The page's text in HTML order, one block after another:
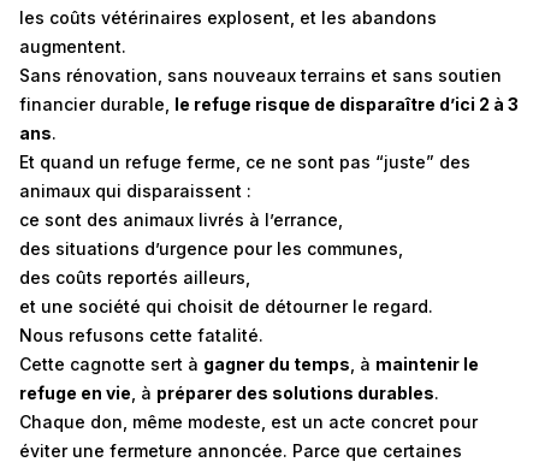
les coûts vétérinaires explosent, et les abandons
augmentent.
Sans rénovation, sans nouveaux terrains et sans soutien
financier durable, le refuge risque de disparaître d’ici 2 à 3
ans.
Et quand un refuge ferme, ce ne sont pas “juste” des
animaux qui disparaissent :
ce sont des animaux livrés à l’errance,
des situations d’urgence pour les communes,
des coûts reportés ailleurs,
et une société qui choisit de détourner le regard.
Nous refusons cette fatalité.
Cette cagnotte sert à gagner du temps , à maintenir le
refuge en vie , à préparer des solutions durables.
Chaque don, même modeste, est un acte concret pour
éviter une fermeture annoncée. Parce que certaines